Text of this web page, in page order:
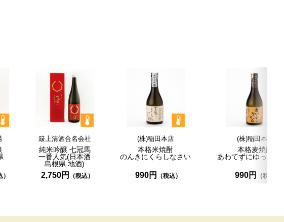
簸上清酒合名会社
純米吟醸 七冠馬
一番人気(日本酒
島根県 地酒)
2,750円
(株)稲田本店
本格米焼酎
のんきにくらしなさい
990円
(株)稲田本店
本格麦焼酎
あわてずにゆっくり
990円